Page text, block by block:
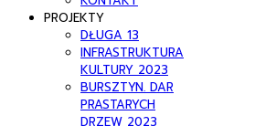
PROJEKTY
DŁUGA 13
INFRASTRUKTURA
KULTURY 2023
BURSZTYN. DAR
PRASTARYCH
DRZEW 2023